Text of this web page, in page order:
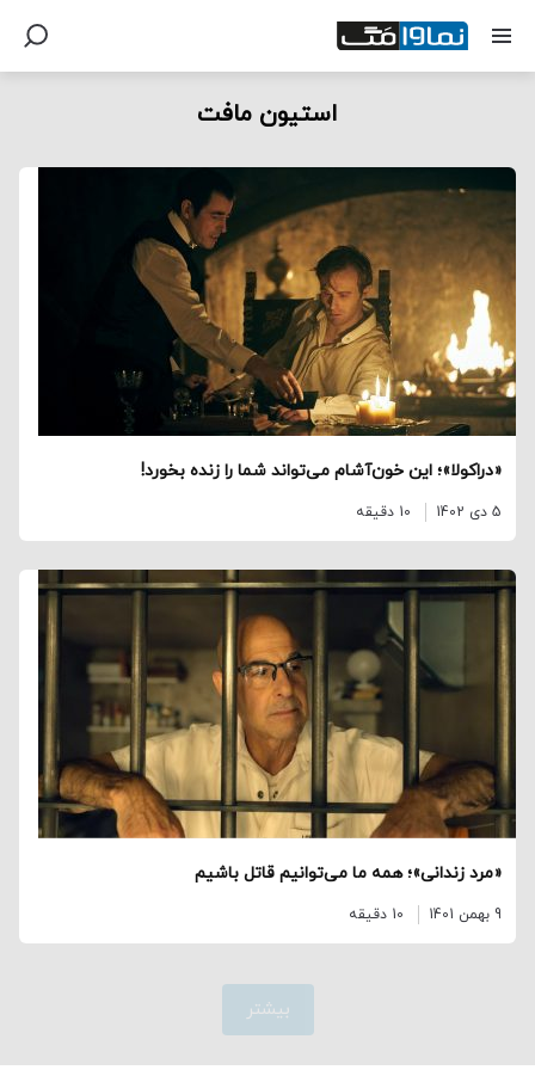
استیون مافت
«دراکولا»؛ این خون‌آشام می‌تواند شما را زنده بخورد!
5 دی 1402 10 دقیقه
«مرد زندانی»؛ همه ما می‌توانیم قاتل باشیم
9 بهمن 1401 10 دقیقه
بیشتر